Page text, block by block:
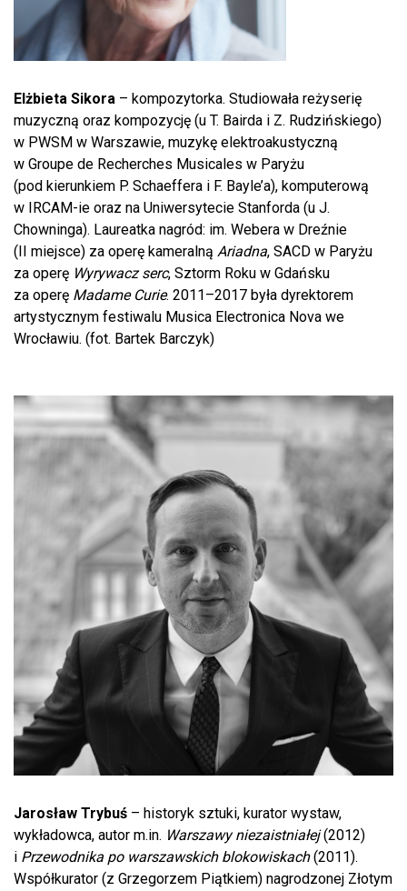
Elżbieta Sikora – kompozytorka. Studiowała reżyserię
muzyczną oraz kompozycję (u T. Bairda i Z. Rudzińskiego)
w PWSM w Warszawie, muzykę elektroakustyczną
w Groupe de Recherches Musicales w Paryżu
(pod kierunkiem P. Schaeffera i F. Bayle’a), komputerową
w IRCAM-ie oraz na Uniwersytecie Stanforda (u J.
Chowninga). Laureatka nagród: im. Webera w Dreźnie
(II miejsce) za operę kameralną Ariadna, SACD w Paryżu
za operę Wyrywacz serc, Sztorm Roku w Gdańsku
za operę Madame Curie. 2011–2017 była dyrektorem
artystycznym festiwalu Musica Electronica Nova we
Wrocławiu. (fot. Bartek Barczyk)
Jarosław Trybuś – historyk sztuki, kurator wystaw,
wykładowca, autor m.in. Warszawy niezaistniałej(2012)
i Przewodnika po warszawskich blokowiskach(2011).
Współkurator (z Grzegorzem Piątkiem) nagrodzonej Złotym